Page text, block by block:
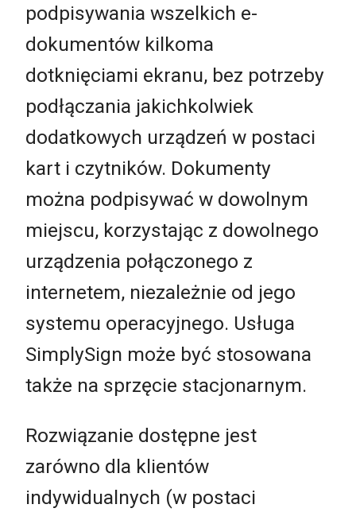
podpisywania wszelkich e-
dokumentów kilkoma
dotknięciami ekranu, bez potrzeby
podłączania jakichkolwiek
dodatkowych urządzeń w postaci
kart i czytników. Dokumenty
można podpisywać w dowolnym
miejscu, korzystając z dowolnego
urządzenia połączonego z
internetem, niezależnie od jego
systemu operacyjnego. Usługa
SimplySign może być stosowana
także na sprzęcie stacjonarnym.
Rozwiązanie dostępne jest
zarówno dla klientów
indywidualnych (w postaci